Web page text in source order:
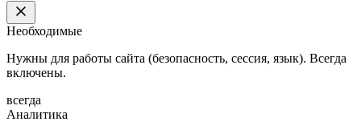
Необходимые
Нужны для работы сайта (безопасность, сессия, язык). Всегда
включены.
всегда
Аналитика